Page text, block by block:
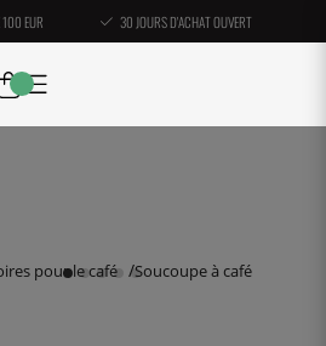
100 EUR 30 JOURS D'ACHAT OUVERT
pour le café Soucoupe à café